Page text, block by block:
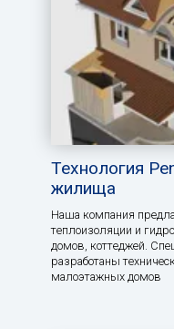
Технология
жилища
Наша компания
теплоизоляции и
домов, коттеджей.
разработаны
малоэтажных домов